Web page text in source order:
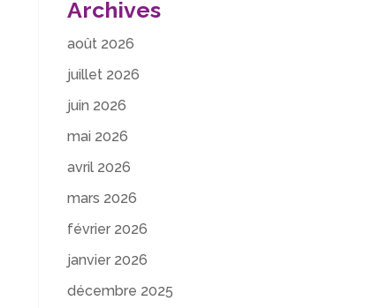
Archives
août 2026
juillet 2026
juin 2026
mai 2026
avril 2026
mars 2026
février 2026
janvier 2026
décembre 2025